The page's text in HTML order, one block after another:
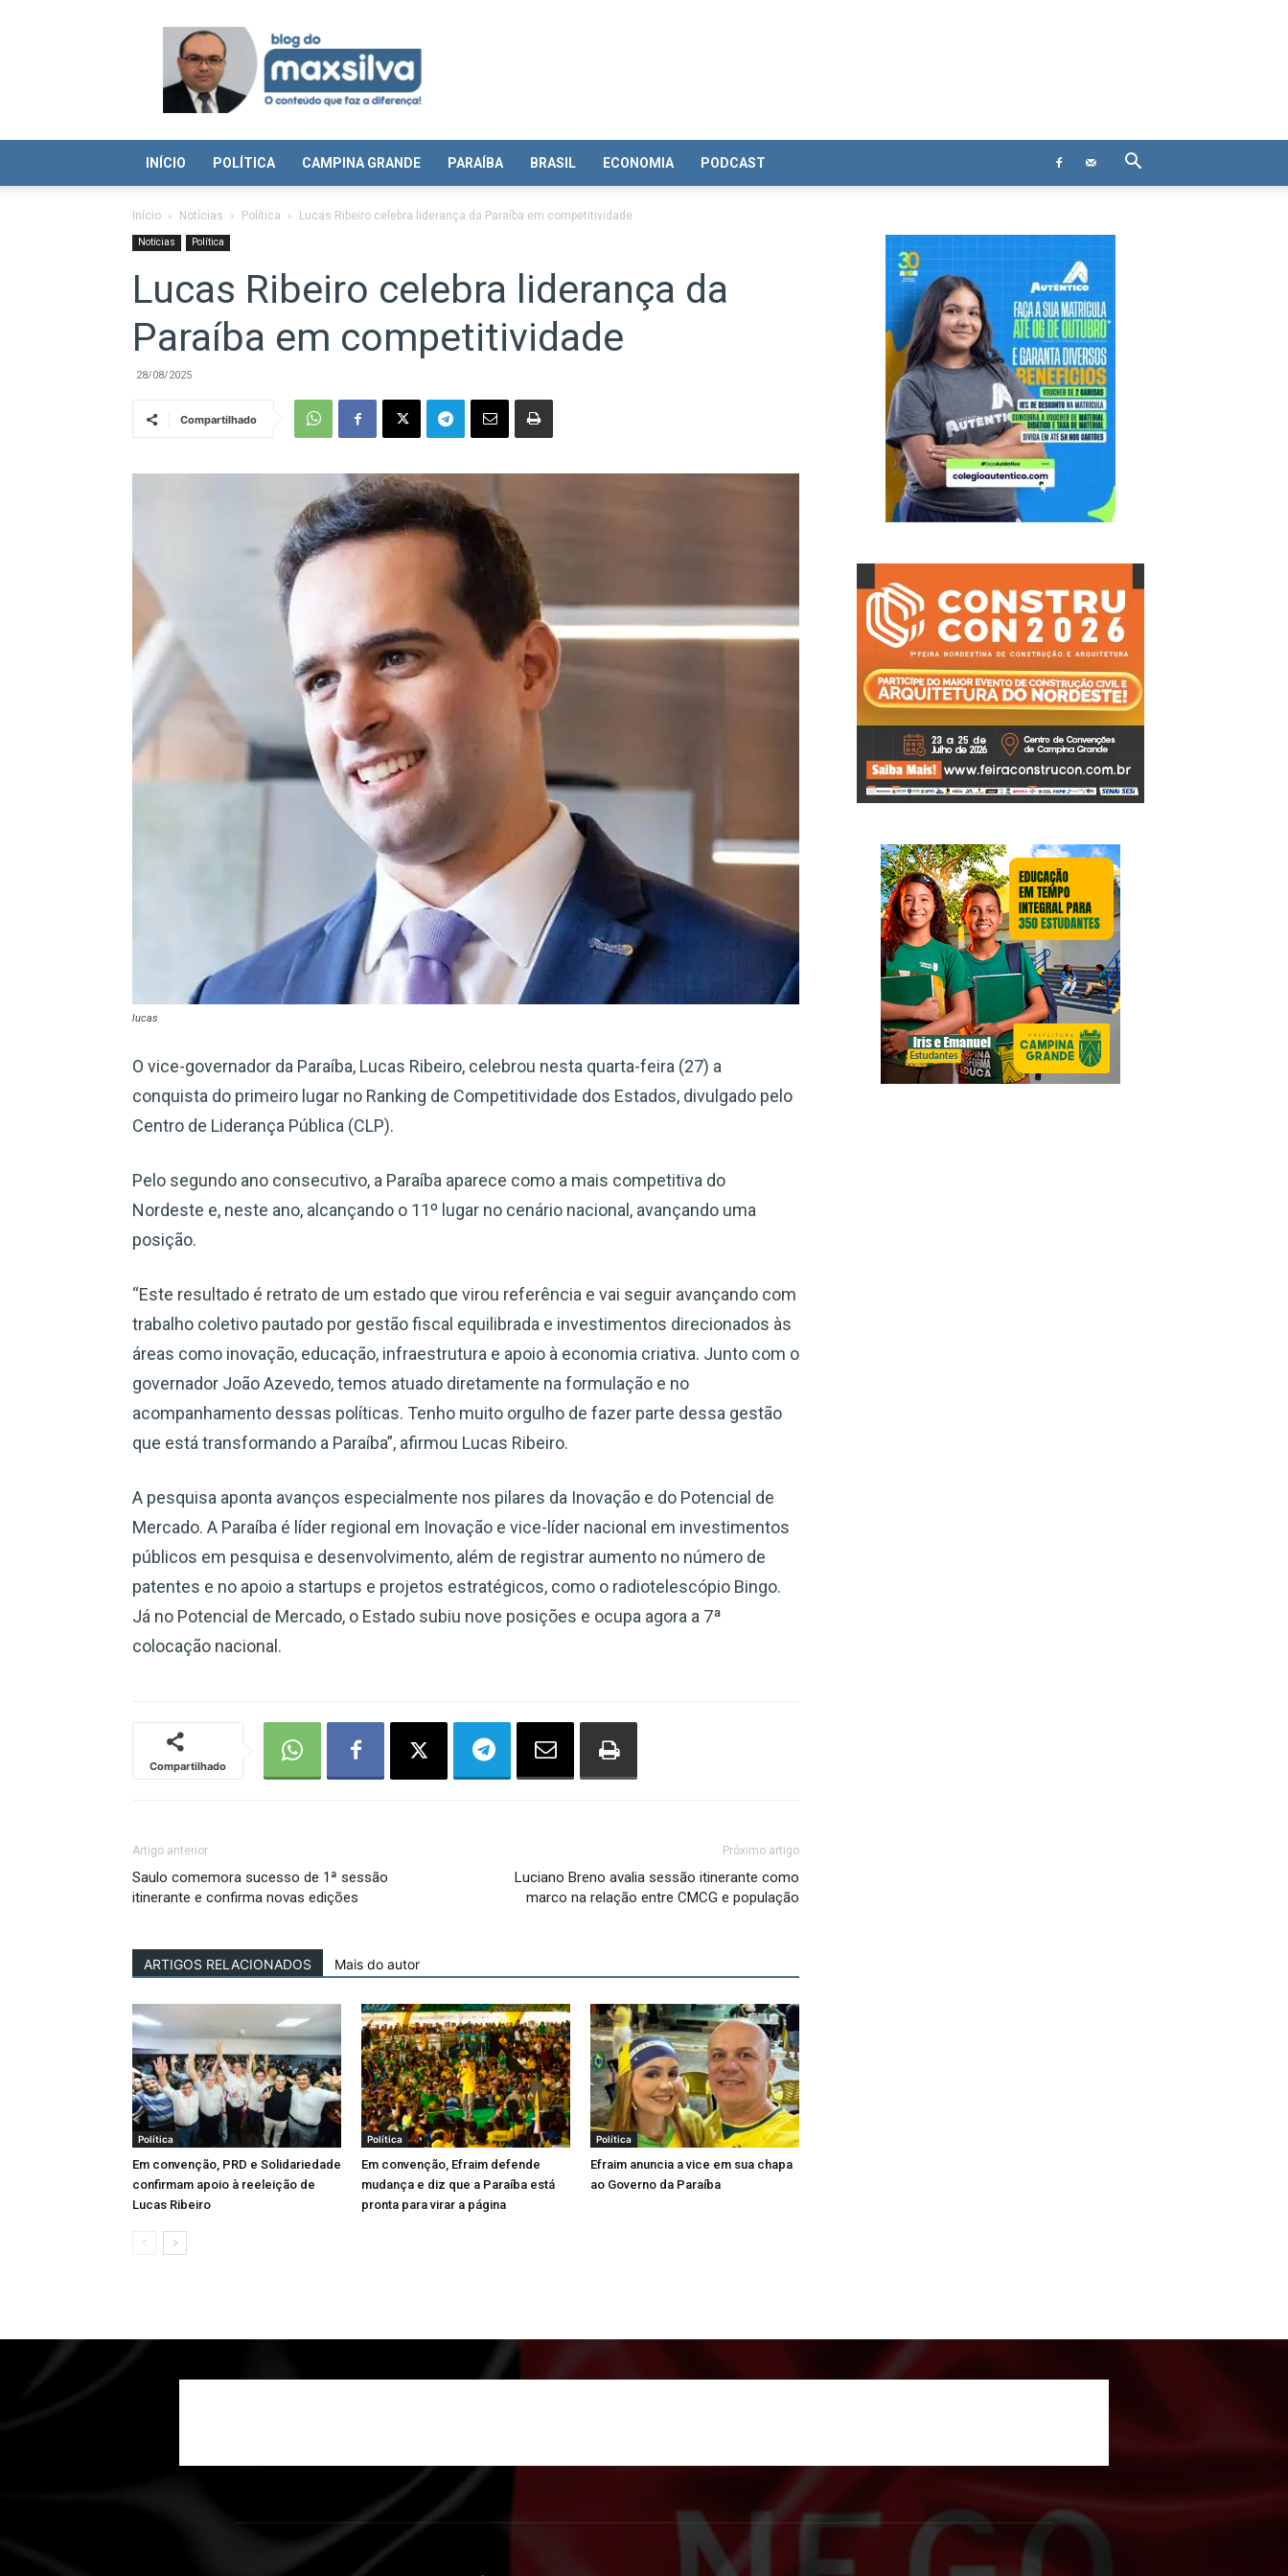
Blog
Max
Silva
INÍCIO POLÍTICA CAMPINA GRANDE PARAÍBA BRASIL ECONOMIA PODCAST
Início Notícias Política Lucas Ribeiro celebra liderança da Paraíba em competitividade
Notícias Política
Lucas Ribeiro celebra liderança da
Paraíba em competitividade
28/08/2025
Compartilhado
lucas
O vice-governador da Paraíba, Lucas Ribeiro, celebrou nesta quarta-feira (27) a
conquista do primeiro lugar no Ranking de Competitividade dos Estados, divulgado pelo
Centro de Liderança Pública (CLP).
Pelo segundo ano consecutivo, a Paraíba aparece como a mais competitiva do
Nordeste e, neste ano, alcançando o 11º lugar no cenário nacional, avançando uma
posição.
“Este resultado é retrato de um estado que virou referência e vai seguir avançando com
trabalho coletivo pautado por gestão fiscal equilibrada e investimentos direcionados às
áreas como inovação, educação, infraestrutura e apoio à economia criativa. Junto com o
governador João Azevedo, temos atuado diretamente na formulação e no
acompanhamento dessas políticas. Tenho muito orgulho de fazer parte dessa gestão
que está transformando a Paraíba”, afirmou Lucas Ribeiro.
A pesquisa aponta avanços especialmente nos pilares da Inovação e do Potencial de
Mercado. A Paraíba é líder regional em Inovação e vice-líder nacional em investimentos
públicos em pesquisa e desenvolvimento, além de registrar aumento no número de
patentes e no apoio a startups e projetos estratégicos, como o radiotelescópio Bingo.
Já no Potencial de Mercado, o Estado subiu nove posições e ocupa agora a 7ª
colocação nacional.
Compartilhado
Artigo anterior
Saulo comemora sucesso de 1ª sessão
itinerante e confirma novas edições
Próximo artigo
Luciano Breno avalia sessão itinerante como
marco na relação entre CMCG e população
ARTIGOS RELACIONADOS Mais do autor
Política
Em convenção, PRD e Solidariedade
confirmam apoio à reeleição de
Lucas Ribeiro
Política
Em convenção, Efraim defende
mudança e diz que a Paraíba está
pronta para virar a página
Política
Efraim anuncia a vice em sua chapa
ao Governo da Paraíba